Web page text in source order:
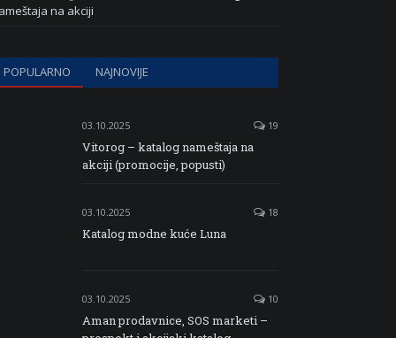
na akciji
POPULARNO NAJNOVIJE
03.10.2025 19
Vitorog – katalog nameštaja na
akciji (promocije, popusti)
03.10.2025 18
Katalog modne kuće Luna
03.10.2025 10
Aman prodavnice, SOS marketi –